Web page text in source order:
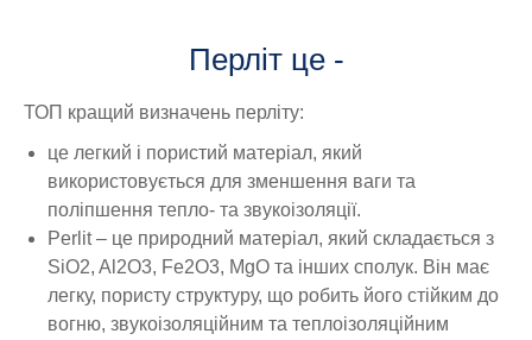
Перліт це -
ТОП кращий визначень перліту:
це легкий і пористий матеріал, який
використовується для зменшення ваги та
поліпшення тепло- та звукоізоляції.
Perlit – це природний матеріал, який складається з
SiO2, Al2O3, Fe2O3, MgO та інших сполук. Він має
легку, пористу структуру, що робить його стійким до
вогню, звукоізоляційним та теплоізоляційним